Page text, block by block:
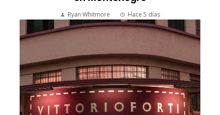
Ryan Whitmore Hace 5 días